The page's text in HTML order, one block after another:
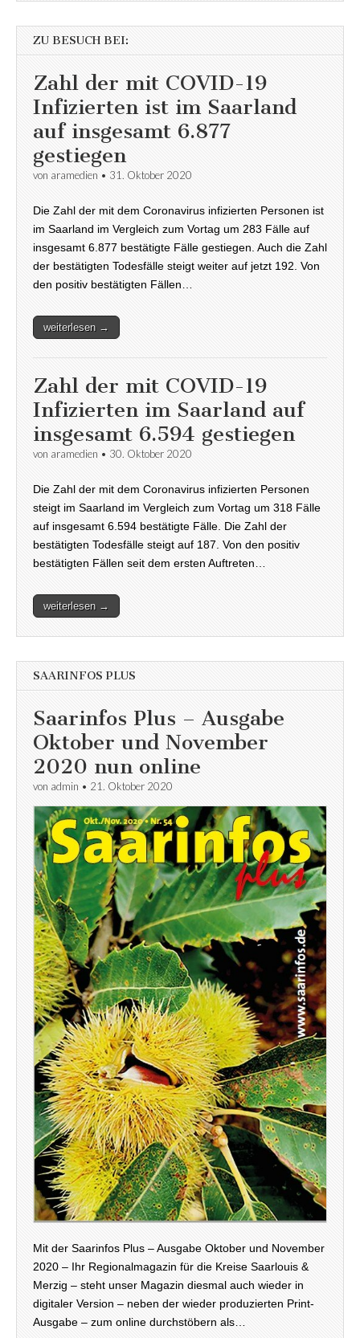
ZU BESUCH BEI:
Zahl der mit COVID-19
Infizierten ist im Saarland
auf insgesamt 6.877
gestiegen
von aramedien • 31. Oktober 2020
Die Zahl der mit dem Coronavirus infizierten Personen ist
im Saarland im Vergleich zum Vortag um 283 Fälle auf
insgesamt 6.877 bestätigte Fälle gestiegen. Auch die Zahl
der bestätigten Todesfälle steigt weiter auf jetzt 192. Von
den positiv bestätigten Fällen…
weiterlesen →
Zahl der mit COVID-19
Infizierten im Saarland auf
insgesamt 6.594 gestiegen
von aramedien • 30. Oktober 2020
Die Zahl der mit dem Coronavirus infizierten Personen
steigt im Saarland im Vergleich zum Vortag um 318 Fälle
auf insgesamt 6.594 bestätigte Fälle. Die Zahl der
bestätigten Todesfälle steigt auf 187. Von den positiv
bestätigten Fällen seit dem ersten Auftreten…
weiterlesen →
SAARINFOS PLUS
Saarinfos Plus – Ausgabe
Oktober und November
2020 nun online
von admin • 21. Oktober 2020
Mit der Saarinfos Plus – Ausgabe Oktober und November
2020 – Ihr Regionalmagazin für die Kreise Saarlouis &
Merzig – steht unser Magazin diesmal auch wieder in
digitaler Version – neben der wieder produzierten Print-
Ausgabe – zum online durchstöbern als…